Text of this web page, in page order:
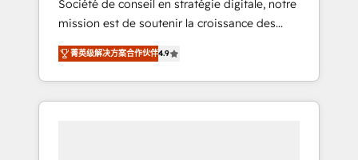
méthodologie éprouvée auprès de plus de
400 clients, nous comprenons rapidement
vos enjeux et intégrons parfaitement
HubSpot dans votre organisation. Pour toute
question technique ou besoin de
structuration de votre projet HubSpot,
Société de conseil en stratégie digitale, notre
mission est de soutenir la croissance des
entreprises B2B à travers l’acquisition de
nouveaux clients, l'intégration CRM et le
développement des revenus auprès de vos
comptes existants. En France et à
菁英级解决方案合作伙伴4.9